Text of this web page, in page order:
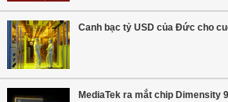
Canh bạc tỷ USD của Đức cho
MediaTek ra mắt chip Dimensity